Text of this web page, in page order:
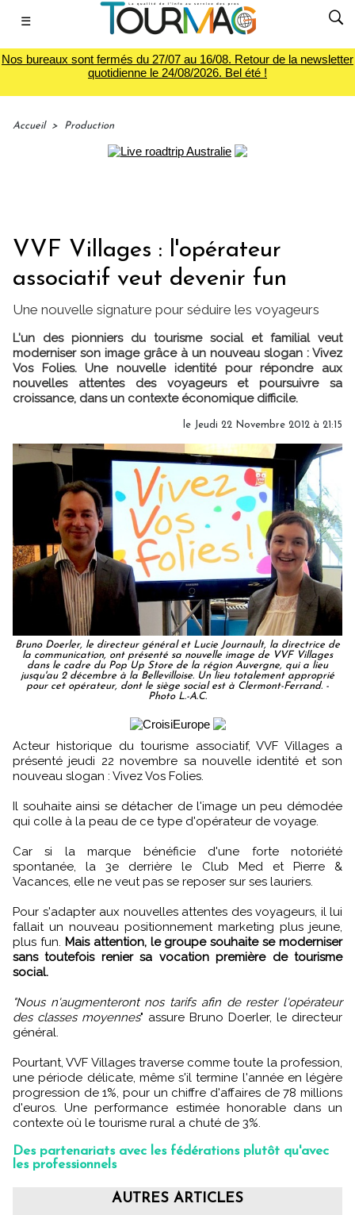
☰
Nos bureaux sont fermés du 27/07 au 16/08. Retour de la newsletter
quotidienne le 24/08/2026. Bel été !
Accueil > Production
VVF Villages : l'opérateur
associatif veut devenir fun
Une nouvelle signature pour séduire les voyageurs
L'un des pionniers du tourisme social et familial veut
moderniser son image grâce à un nouveau slogan : Vivez
Vos Folies. Une nouvelle identité pour répondre aux
nouvelles attentes des voyageurs et poursuivre sa
croissance, dans un contexte économique difficile.
le Jeudi 22 Novembre 2012 à 21:15
Bruno Doerler, le directeur général et Lucie Journault, la directrice de
la communication, ont présenté sa nouvelle image de VVF Villages
dans le cadre du Pop Up Store de la région Auvergne, qui a lieu
jusqu'au 2 décembre à la Bellevilloise. Un lieu totalement approprié
pour cet opérateur, dont le siège social est à Clermont-Ferrand. -
Photo L.-A.C.
Acteur historique du tourisme associatif, VVF Villages a
présenté jeudi 22 novembre sa nouvelle identité et son
nouveau slogan : Vivez Vos Folies.
Il souhaite ainsi se détacher de l'image un peu démodée
qui colle à la peau de ce type d'opérateur de voyage.
Car si la marque bénéficie d'une forte notoriété
spontanée, la 3e derrière le Club Med et Pierre &
Vacances, elle ne veut pas se reposer sur ses lauriers.
Pour s'adapter aux nouvelles attentes des voyageurs, il lui
fallait un nouveau positionnement marketing plus jeune,
plus fun. Mais attention, le groupe souhaite se moderniser
sans toutefois renier sa vocation première de tourisme
social.
"Nous n'augmenteront nos tarifs afin de rester l'opérateur
des classes moyennes" assure Bruno Doerler, le directeur
général.
Pourtant, VVF Villages traverse comme toute la profession,
une période délicate, même s'il termine l'année en légère
progression de 1%, pour un chiffre d'affaires de 78 millions
d'euros. Une performance estimée honorable dans un
contexte où le tourisme rural a chuté de 3%.
Des partenariats avec les fédérations plutôt qu'avec
les professionnels
AUTRES ARTICLES